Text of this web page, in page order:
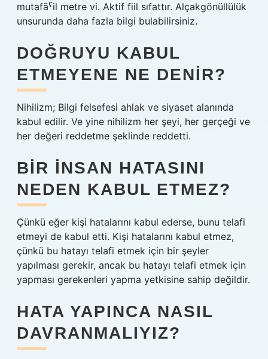
mutafāˁil metre vi. Aktif fiil sıfattır. Alçakgönüllülük
unsurunda daha fazla bilgi bulabilirsiniz.
DOĞRUYU KABUL
ETMEYENE NE DENIR?
Nihilizm; Bilgi felsefesi ahlak ve siyaset alanında
kabul edilir. Ve yine nihilizm her şeyi, her gerçeği ve
her değeri reddetme şeklinde reddetti.
BIR INSAN HATASINI
NEDEN KABUL ETMEZ?
Çünkü eğer kişi hatalarını kabul ederse, bunu telafi
etmeyi de kabul etti. Kişi hatalarını kabul etmez,
çünkü bu hatayı telafi etmek için bir şeyler
yapılması gerekir, ancak bu hatayı telafi etmek için
yapması gerekenleri yapma yetkisine sahip değildir.
HATA YAPINCA NASIL
DAVRANMALIYIZ?